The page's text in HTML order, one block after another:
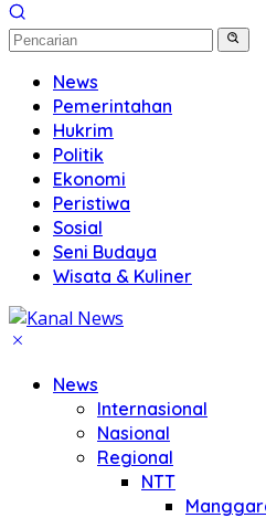
News
Pemerintahan
Hukrim
Politik
Ekonomi
Peristiwa
Sosial
Seni Budaya
Wisata & Kuliner
News
Internasional
Nasional
Regional
NTT